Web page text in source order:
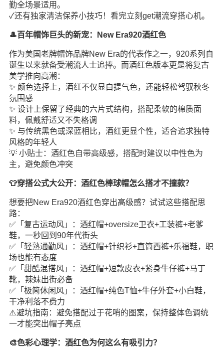
勤全场景适用。
✓还有独家清洁保养小技巧！看完立刻get潮流穿搭心机。
🎩百年帽饰巨头的新宠：New Era920酒红色
作为美国老牌帽饰品牌New Era的代表作之一，920系列自
诞生以来就备受潮流人士追捧。而酒红色版本更是将复古
美学推向高潮：
✨ 颜色选择上，酒红不仅显白提气色，还能轻松驾驭秋冬
氛围感
✨ 设计上保留了经典的六片式结构，搭配柔软的棉质面
料，佩戴舒适又不失格调
✨ 与传统黑色或深蓝相比，酒红更显个性，适合追求独特
风格的年轻人
💡 小贴士：酒红色自带高级感，搭配时建议以中性色为
主，避免颜色冲突
👕穿搭公式大公开：酒红色棒球帽怎么搭才不撞款？
想要把New Era920酒红色穿出高级感？试试这些搭配思
路：
✅「复古运动风」：酒红帽+oversize卫衣+工装裤+老爹
鞋，一秒回到90年代街头
✅「轻熟通勤风」：酒红帽+针织衫+直筒西裤+乐福鞋，职
场也能有态度
✅「甜酷混搭风」：酒红帽+短款皮衣+紧身牛仔裤+马丁
靴，辣妹出街必备
✅「极简休闲风」：酒红帽+纯色T恤+牛仔外套+小白鞋，
干净利落不费力
⚠️避坑指南：避免搭配过于花哨的图案，保持整体色调统
一才能突出帽子亮点
🎨色彩心理学：酒红色为何这么有吸引力？